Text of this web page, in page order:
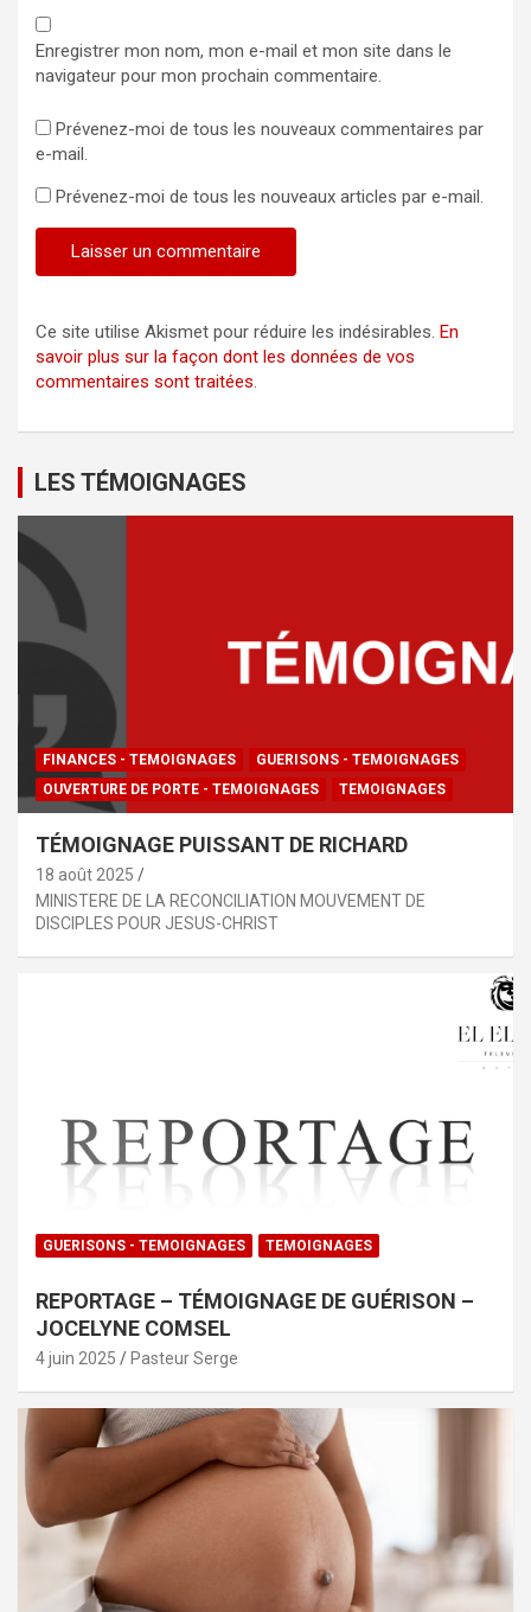
Enregistrer mon nom, mon e-mail et mon site dans le
navigateur pour mon prochain commentaire.
Prévenez-moi de tous les nouveaux commentaires par
e-mail.
Prévenez-moi de tous les nouveaux articles par e-mail.
Ce site utilise Akismet pour réduire les indésirables. En
savoir plus sur la façon dont les données de vos
commentaires sont traitées.
LES TÉMOIGNAGES
FINANCES - TEMOIGNAGES
GUERISONS - TEMOIGNAGES
OUVERTURE DE PORTE - TEMOIGNAGES
TEMOIGNAGES
TÉMOIGNAGE PUISSANT DE RICHARD
18 août 2025
MINISTERE DE LA RECONCILIATION MOUVEMENT DE
DISCIPLES POUR JESUS-CHRIST
GUERISONS - TEMOIGNAGES TEMOIGNAGES
REPORTAGE – TÉMOIGNAGE DE GUÉRISON –
JOCELYNE COMSEL
4 juin 2025 Pasteur Serge